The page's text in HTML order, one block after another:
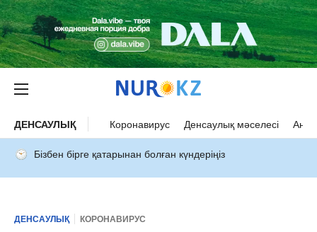
ДЕНСАУЛЫҚ Коронавирус Денсаулық мәселесі Ана
Бізбен бірге қатарынан болған күндеріңіз
ДЕНСАУЛЫҚ КОРОНАВИРУС